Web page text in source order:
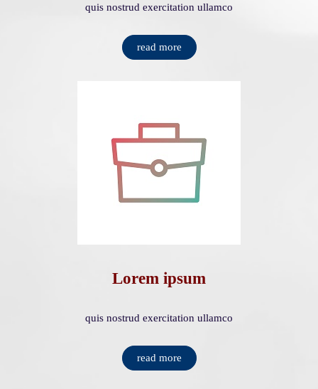
quis nostrud exercitation ullamco
read more
Lorem ipsum
quis nostrud exercitation ullamco
read more